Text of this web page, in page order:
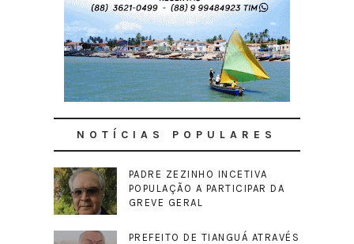
NOTÍCIAS POPULARES
PADRE ZEZINHO INCETIVA
POPULAÇÃO A PARTICIPAR DA
GREVE GERAL
PREFEITO DE TIANGUÁ ATRAVÉS